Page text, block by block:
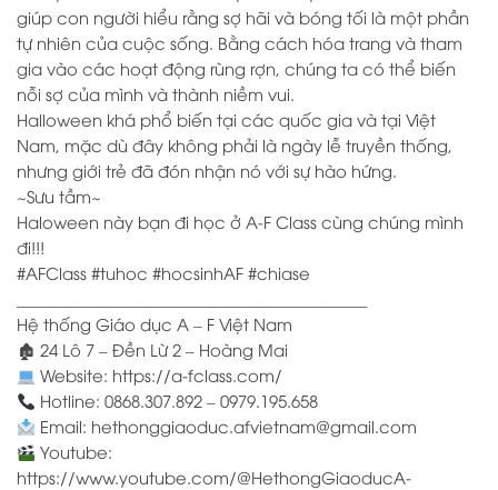
giúp con người hiểu rằng sợ hãi và bóng tối là một phần
tự nhiên của cuộc sống. Bằng cách hóa trang và tham
gia vào các hoạt động rùng rợn, chúng ta có thể biến
nỗi sợ của mình và thành niềm vui.
Halloween khá phổ biến tại các quốc gia và tại Việt
Nam, mặc dù đây không phải là ngày lễ truyền thống,
nhưng giới trẻ đã đón nhận nó với sự hào hứng.
~Sưu tầm~
Haloween này bạn đi học ở A-F Class cùng chúng mình
đi!!!
#AFClass #tuhoc #hocsinhAF #chiase
Hệ thống Giáo dục A – F Việt Nam
🏚 24 Lô 7 – Đền Lừ 2 – Hoàng Mai
Website: https://a-fclass.com/
Hotline: 0868.307.892 – 0979.195.658
Email: hethonggiaoduc.afvietnam@gmail.com
Youtube:
https://www.youtube.com/@HethongGiaoducA-